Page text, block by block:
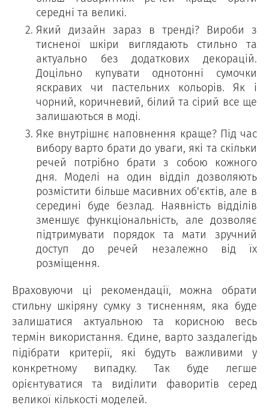
середні та великі.
Який дизайн зараз в тренді? Вироби з
тисненої шкіри виглядають стильно та
актуально без додаткових декорацій.
Доцільно купувати однотонні сумочки
яскравих чи пастельних кольорів. Як і
чорний, коричневий, білий та сірий все ще
залишаються в моді.
Яке внутрішнє наповнення краще? Під час
вибору варто брати до уваги, які та скільки
речей потрібно брати з собою кожного
дня. Моделі на один відділ дозволяють
розмістити більше масивних об'єктів, але в
середині буде безлад. Наявність відділів
зменшує функціональність, але дозволяє
підтримувати порядок та мати зручний
доступ до речей незалежно від їх
розміщення.
Враховуючи ці рекомендації, можна обрати
стильну шкіряну сумку з тисненням, яка буде
залишатися актуальною та корисною весь
термін використання. Єдине, варто заздалегідь
підібрати критерії, які будуть важливими у
конкретному випадку. Так буде легше
орієнтуватися та виділити фаворитів серед
великої кількості моделей.